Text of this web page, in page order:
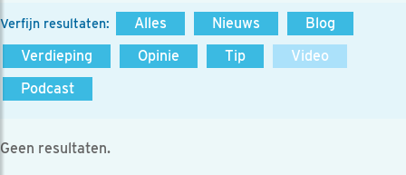
Verfijn resultaten: Alles Nieuws
Blog
Verdieping
Opinie Tip
Video
Podcast
Geen resultaten.